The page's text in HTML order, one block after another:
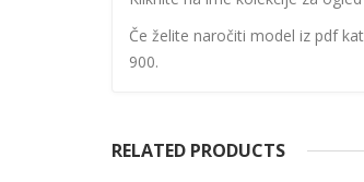
Če želite naročiti model iz pdf
900.
RELATED PRODUCTS